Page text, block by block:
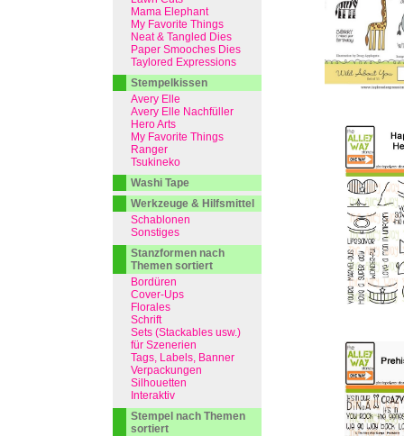
Mama Elephant
My Favorite Things
Neat & Tangled Dies
Paper Smooches Dies
Taylored Expressions
Stempelkissen
Avery Elle
Avery Elle Nachfüller
Hero Arts
My Favorite Things
Ranger
Tsukineko
Washi Tape
Werkzeuge & Hilfsmittel
Schablonen
Sonstiges
Stanzformen nach
Themen sortiert
Bordüren
Cover-Ups
Florales
Schrift
Sets (Stackables usw.)
für Szenerien
Tags, Labels, Banner
Verpackungen
Silhouetten
Interaktiv
Stempel nach Themen
sortiert